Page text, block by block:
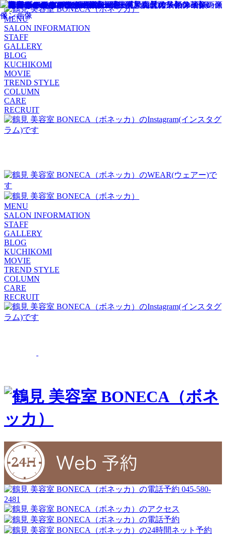
MENU
SALON INFORMATION
STAFF
GALLERY
BLOG
KUCHIKOMI
MOVIE
TREND STYLE
COLUMN
CARE
RECRUIT
MENU
SALON INFORMATION
STAFF
GALLERY
BLOG
KUCHIKOMI
MOVIE
TREND STYLE
COLUMN
CARE
RECRUIT
045-580-
2481